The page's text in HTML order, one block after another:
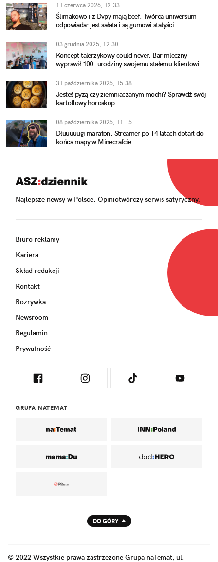
11 czerwca 2026, 12:33
Ślimakowo i z Dvpy mają beef. Twórca uniwersum
odpowiada: jest sałata i są gumowi statyści
03 grudnia 2025, 12:30
Koncept talerzykowy could never. Bar mleczny
wyprawił 100. urodziny swojemu stałemu klientowi
31 października 2025, 15:38
Jesteś pyzą czy ziemniaczanym mochi? Sprawdź swój
kartoflowy horoskop
08 października 2025, 11:15
Dłuuuuugi maraton. Streamer po 14 latach dotarł do
końca mapy w Minecrafcie
Najlepsze newsy w Polsce. Opiniotwórczy serwis satyryczny.
Biuro reklamy
Kariera
Skład redakcji
Kontakt
Rozrywka
Newsroom
Regulamin
Prywatność
GRUPA NATEMAT
DO GÓRY
© 2022 Wszystkie prawa zastrzeżone Grupa naTemat, ul.